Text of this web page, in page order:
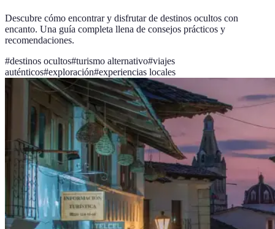
Descubre cómo encontrar y disfrutar de destinos ocultos con
encanto. Una guía completa llena de consejos prácticos y
recomendaciones.
#destinos ocultos#turismo alternativo#viajes
auténticos#exploración#experiencias locales